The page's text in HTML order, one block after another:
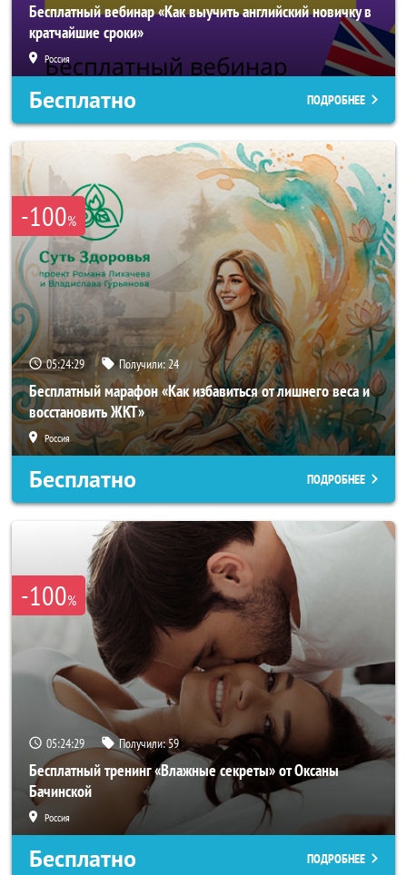
Бесплатный вебинар «Как выучить английский новичку в
кратчайшие сроки»
Россия
Бесплатно ПОДРОБНЕЕ
-100%
05:24:25 Получили:24
Бесплатный марафон «Как избавиться от лишнего веса и
восстановить ЖКТ»
Россия
Бесплатно ПОДРОБНЕЕ
-100%
05:24:25 Получили:59
Бесплатный тренинг «Влажные секреты» от Оксаны
Бачинской
Россия
Бесплатно ПОДРОБНЕЕ